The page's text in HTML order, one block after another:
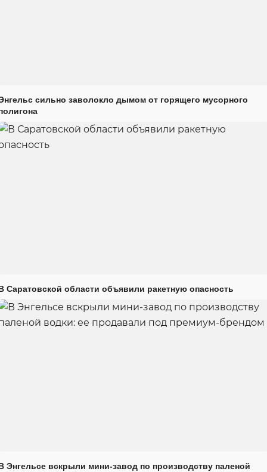
сильно заволокло дымом от горящего мусорного
Саратовской области объявили ракетную опасность
Энгельсе вскрыли мини-завод по производству паленой